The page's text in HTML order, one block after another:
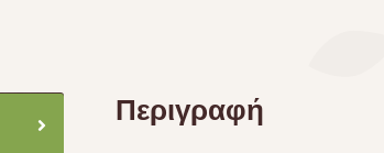
Περιγραφή